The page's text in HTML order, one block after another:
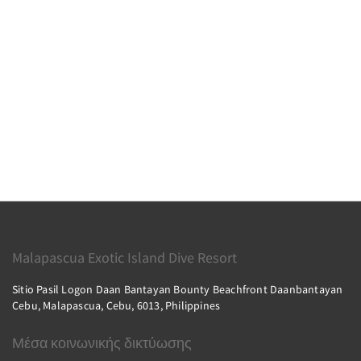
Malapascua Exotic Island Dive Resort
Sitio Pasil Logon Daan Bantayan Bounty Beachfront Daanbantayan
Cebu, Malapascua, Cebu, 6013, Philippines
Μέσα κοινωνικής δικτύωσης